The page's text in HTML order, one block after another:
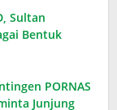
Sultan
Bentuk
PORNAS
Junjung